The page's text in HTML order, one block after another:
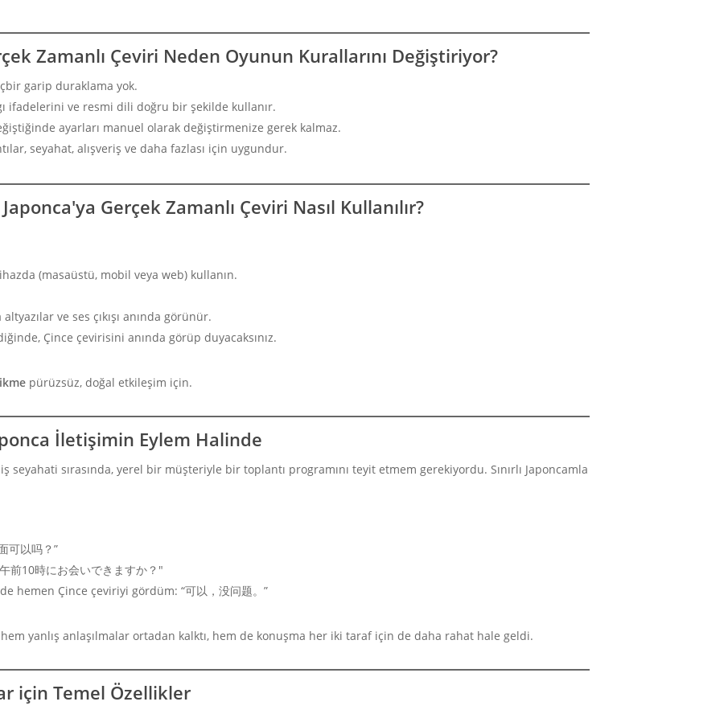
Zamanlı Çeviri Neden Oyunun Kurallarını Değiştiriyor?
garip duraklama yok.
ifadelerini ve resmi dili doğru bir şekilde kullanır.
ayarları manuel olarak değiştirmenize gerek kalmaz.
seyahat, alışveriş ve daha fazlası için uygundur.
Gerçek Zamanlı Çeviri Nasıl Kullanılır?
(masaüstü, mobil veya web) kullanın.
ve ses çıkışı anında görünür.
Çince çevirisini anında görüp duyacaksınız.
pürüzsüz, doğal etkileşim için.
İletişimin Eylem Halinde
seyahati sırasında, yerel bir müşteriyle bir toplantı programını teyit etmem gerekiyordu. Sınırlı Japoncamla
可以吗？”
前10時にお会いできますか？"
hemen Çince çeviriyi gördüm: “可以，没问题。”
yanlış anlaşılmalar ortadan kalktı, hem de konuşma her iki taraf için de daha rahat hale geldi.
için Temel Özellikler